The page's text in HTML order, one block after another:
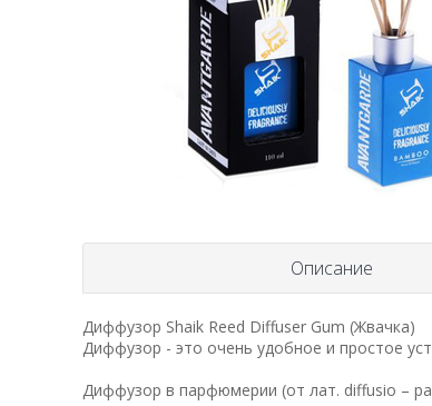
Описание
Диффузор Shaik Reed Diffuser Gum (Жвачка)
Диффузор - это очень удобное и простое
Диффузор в парфюмерии (от лат. diffusio –